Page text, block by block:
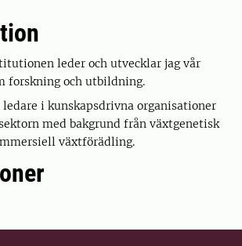
leder och utvecklar jag vår
forskning och utbildning.
ledare i kunskapsdrivna organisationer
med bakgrund från växtgenetisk
växtförädling.